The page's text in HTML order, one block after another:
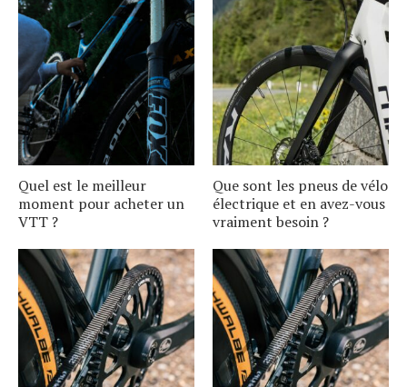
Quel est le meilleur
moment pour acheter un
VTT ?
Que sont les pneus de vélo
électrique et en avez-vous
vraiment besoin ?